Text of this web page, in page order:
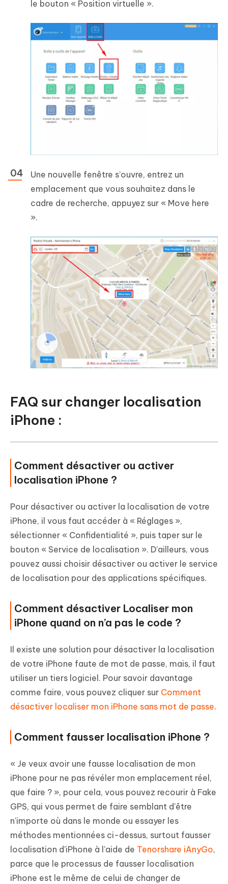
le bouton « Position virtuelle ».
Une nouvelle fenêtre s’ouvre, entrez un
emplacement que vous souhaitez dans le
cadre de recherche, appuyez sur « Move here
».
FAQ sur changer localisation
iPhone :
Comment désactiver ou activer
localisation iPhone ?
Pour désactiver ou activer la localisation de votre
iPhone, il vous faut accéder à « Réglages »,
sélectionner « Confidentialité », puis taper sur le
bouton « Service de localisation ». D’ailleurs, vous
pouvez aussi choisir désactiver ou activer le service
de localisation pour des applications spécifiques.
Comment désactiver Localiser mon
iPhone quand on n’a pas le code ?
Il existe une solution pour désactiver la localisation
de votre iPhone faute de mot de passe, mais, il faut
utiliser un tiers logiciel. Pour savoir davantage
comme faire, vous pouvez cliquer sur Comment
désactiver localiser mon iPhone sans mot de passe.
Comment fausser localisation iPhone ?
« Je veux avoir une fausse localisation de mon
iPhone pour ne pas révéler mon emplacement réel,
que faire ? », pour cela, vous pouvez recourir à Fake
GPS, qui vous permet de faire semblant d'être
n'importe où dans le monde ou essayer les
méthodes mentionnées ci-dessus, surtout fausser
localisation d'iPhone à l'aide de Tenorshare iAnyGo,
parce que le processus de fausser localisation
iPhone est le même de celui de changer de